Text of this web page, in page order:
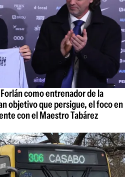
como entrenador de la
objetivo que persigue, el foco en
con el Maestro Tabárez